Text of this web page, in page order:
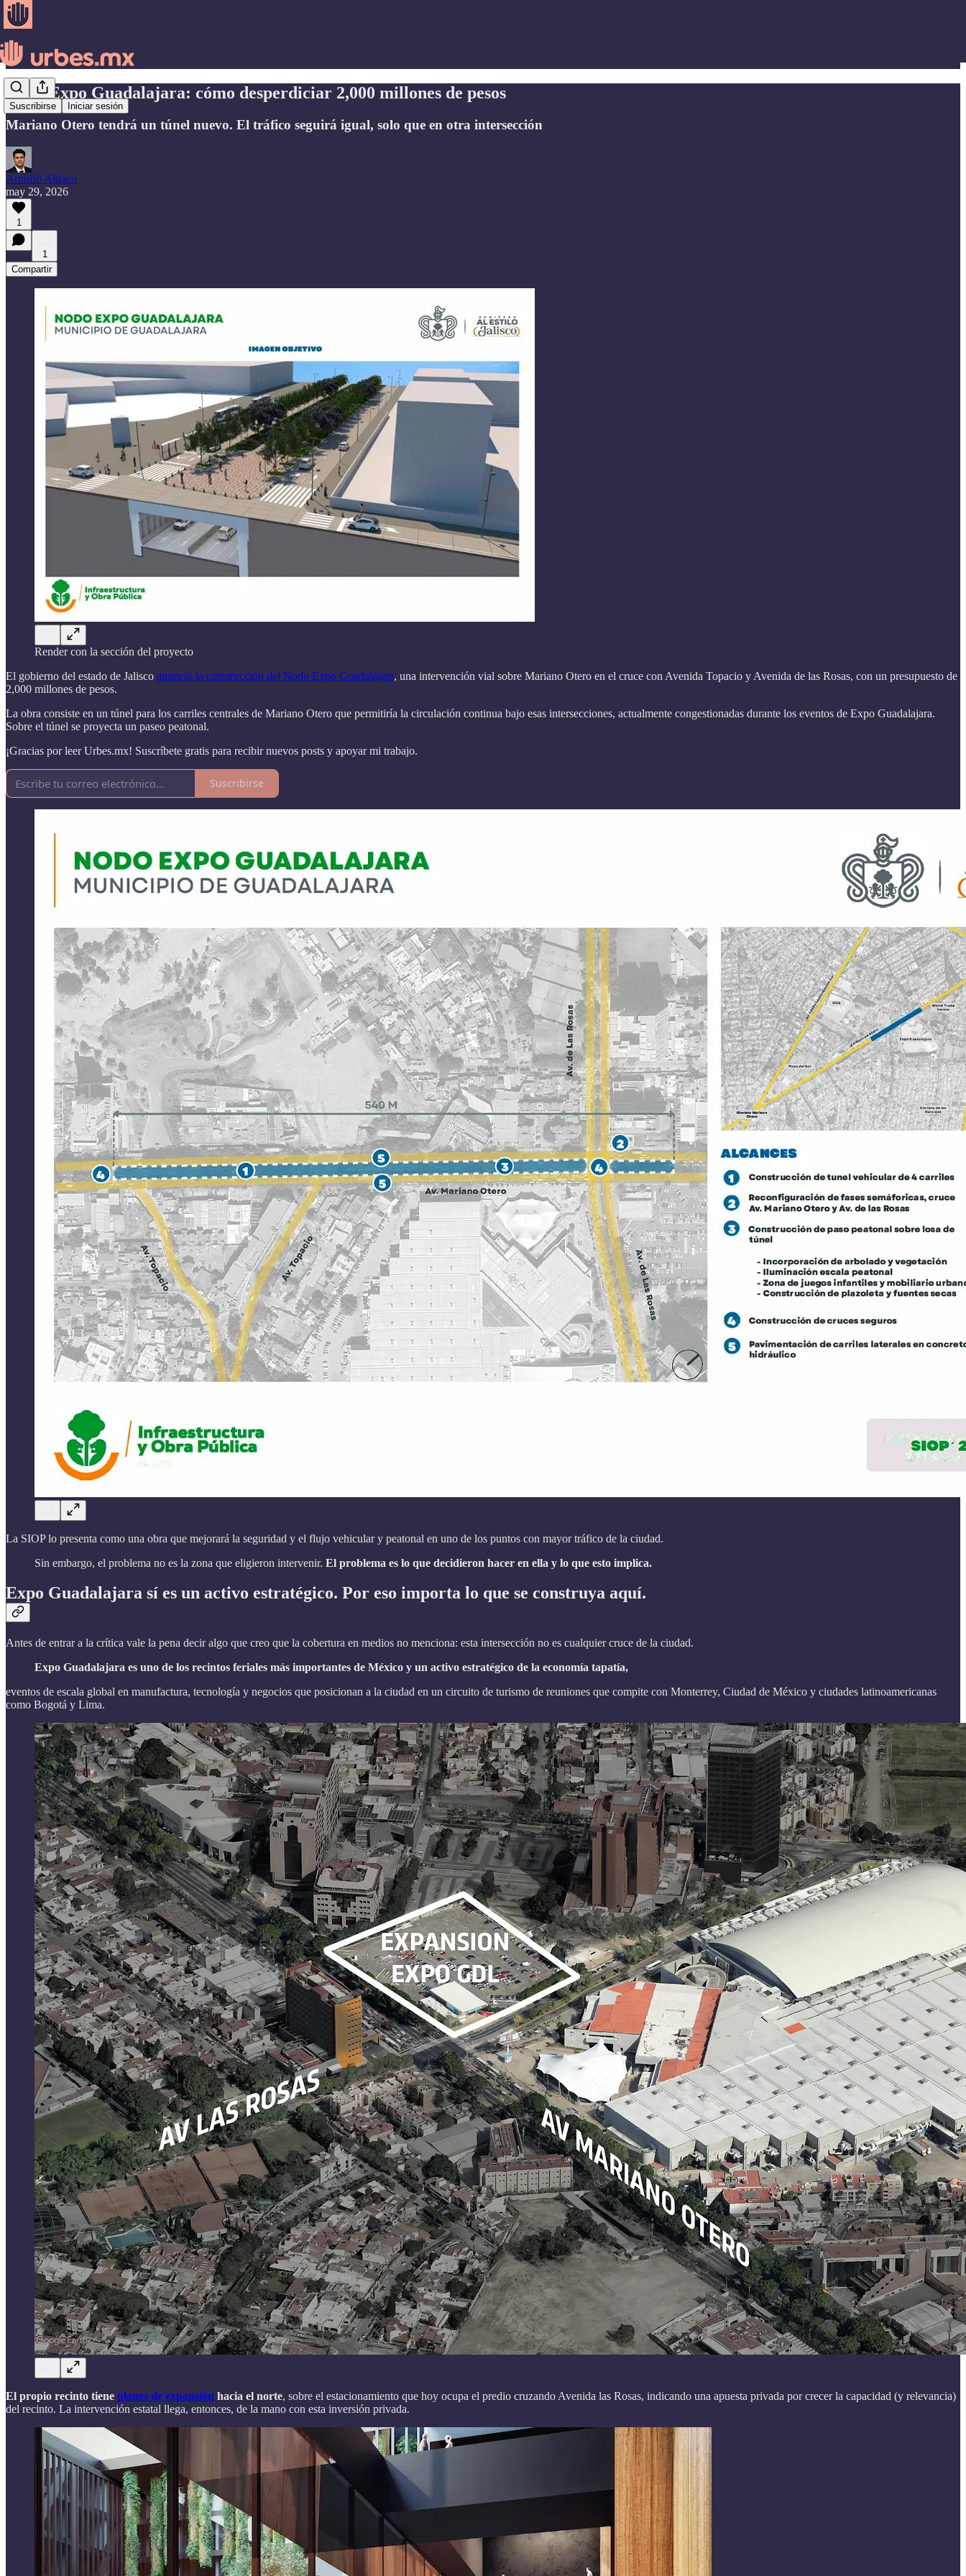
Suscribirse Iniciar sesión
Nodo Expo Guadalajara: cómo desperdiciar 2,000 millones de pesos
Mariano Otero tendrá un túnel nuevo. El tráfico seguirá igual, solo que en otra intersección
Arnulfo Aldaco
may 29, 2026
1
1
Compartir
Render con la sección del proyecto
El gobierno del estado de Jalisco anunció la construcción del Nodo Expo Guadalajara, una intervención vial sobre Mariano Otero en el cruce con Avenida Topacio y Avenida de las Rosas, con un presupuesto de
2,000 millones de pesos.
La obra consiste en un túnel para los carriles centrales de Mariano Otero que permitiría la circulación continua bajo esas intersecciones, actualmente congestionadas durante los eventos de Expo Guadalajara.
Sobre el túnel se proyecta un paseo peatonal.
¡Gracias por leer Urbes.mx! Suscríbete gratis para recibir nuevos posts y apoyar mi trabajo.
Suscribirse
La SIOP lo presenta como una obra que mejorará la seguridad y el flujo vehicular y peatonal en uno de los puntos con mayor tráfico de la ciudad.
Sin embargo, el problema no es la zona que eligieron intervenir. El problema es lo que decidieron hacer en ella y lo que esto implica.
Expo Guadalajara sí es un activo estratégico. Por eso importa lo que se construya aquí.
Antes de entrar a la crítica vale la pena decir algo que creo que la cobertura en medios no menciona: esta intersección no es cualquier cruce de la ciudad.
Expo Guadalajara es uno de los recintos feriales más importantes de México y un activo estratégico de la economía tapatía,
eventos de escala global en manufactura, tecnología y negocios que posicionan a la ciudad en un circuito de turismo de reuniones que compite con Monterrey, Ciudad de México y ciudades latinoamericanas
como Bogotá y Lima.
El propio recinto tiene planes de expansión hacia el norte, sobre el estacionamiento que hoy ocupa el predio cruzando Avenida las Rosas, indicando una apuesta privada por crecer la capacidad (y relevancia)
del recinto. La intervención estatal llega, entonces, de la mano con esta inversión privada.